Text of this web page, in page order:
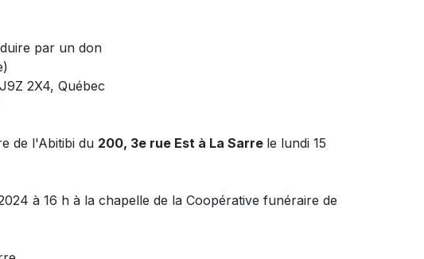
par un don
2X4, Québec
de l'Abitibi du 200, 3e rue Est à La Sarre le lundi 15
à 16 h à la chapelle de la Coopérative funéraire de